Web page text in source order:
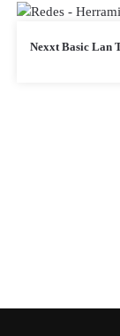
Nexxt Basic Lan